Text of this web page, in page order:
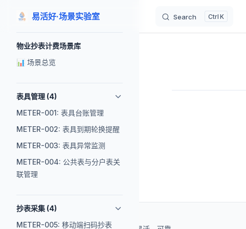
Skip to content
易活好·场景实验室 Search K
物业抄表计费场景库
📊 场景总览
表具管理 (4)
METER-001: 表具台账管理
METER-002: 表具到期轮换提醒
METER-003: 表具异常监测
METER-004: 公共表与分户表关
联管理
抄表采集 (4)
METER-005: 移动端扫码抄表